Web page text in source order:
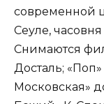
современной
Сеуле,
Снимаются
Досталь;
Московская»